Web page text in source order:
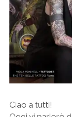
Ciao a tutti!